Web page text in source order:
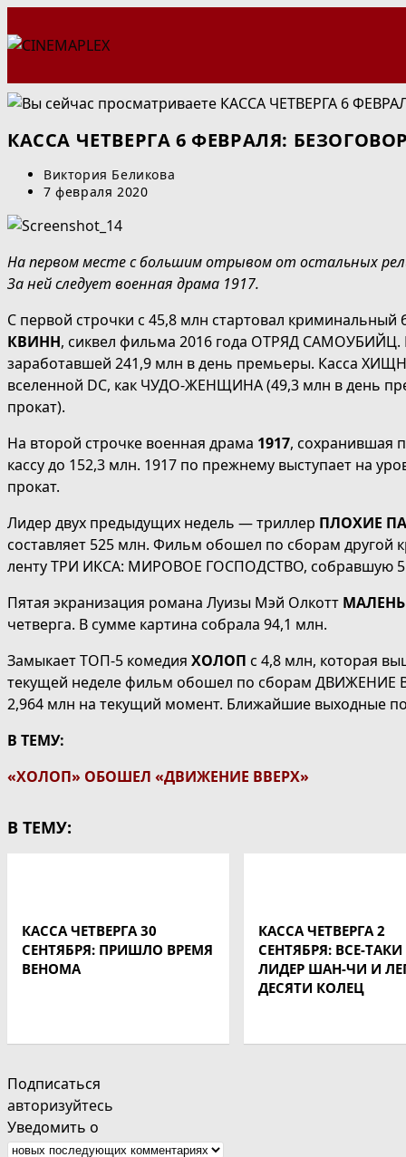
к
КАССА ЧЕТВЕРГА 6 ФЕВРАЛЯ:
Автор
записи:
Виктория Беликова
Запись
7 февраля 2020
На первом месте с большим отрывом от остальных
За ней следует военная драма 1917.
С первой строчки с 45,8 млн стартовал
КВИНН, сиквел фильма 2016 года ОТРЯД САМОУБИЙЦ.
заработавшей 241,9 млн в день премьеры. Касса
вселенной DC, как ЧУДО-ЖЕНЩИНА (49,3 млн в день
прокат).
На второй строчке военная драма 1917, сохранившая
кассу до 152,3 млн. 1917 по прежнему выступает на
прокат.
Лидер двух предыдущих недель — триллер ПЛОХИЕ
составляет 525 млн. Фильм обошел по сборам
ленту ТРИ ИКСА: МИРОВОЕ ГОСПОДСТВО, собравшую
Пятая экранизация романа Луизы Мэй Олкотт
четверга. В сумме картина собрала 94,1 млн.
Замыкает ТОП-5 комедия ХОЛОП с 4,8 млн, которая
текущей неделе фильм обошел по сборам ДВИЖЕНИЕ
2,964 млн на текущий момент. Ближайшие выходные
В ТЕМУ:
«ХОЛОП» ОБОШЕЛ «ДВИЖЕНИЕ ВВЕРХ»
В ТЕМУ:
КАССА ЧЕТВЕРГА 30
СЕНТЯБРЯ: ПРИШЛО ВРЕМЯ
ВЕНОМА
КАССА ЧЕТВЕРГА 2
СЕНТЯБРЯ: ВСЕ-ТАКИ
ЛИДЕР ШАН-ЧИ И
ДЕСЯТИ КОЛЕЦ
Подписаться
авторизуйтесь
Уведомить о